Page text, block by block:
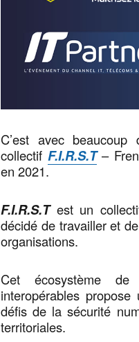
C’est avec beaucoup
collectif F.I.R.S.T–
en 2021.
F.I.R.S.Test un
décidé de travailler et
organisations.
Cet écosystème de
interopérables
défis de la sécurité
territoriales.